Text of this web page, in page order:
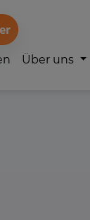
Über uns